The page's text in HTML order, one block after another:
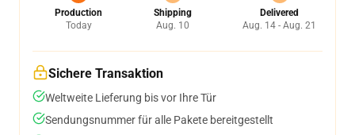
Production
Today
Shipping
Aug. 10
Delivered
Aug. 14 - Aug. 21
Sichere Transaktion
Weltweite Lieferung bis vor Ihre Tür
Sendungsnummer für alle Pakete bereitgestellt